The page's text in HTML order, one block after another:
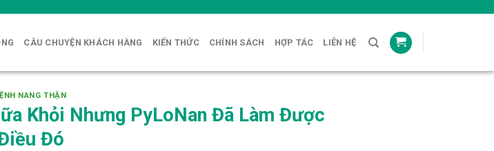
CÂU CHUYỆN KHÁCH HÀNG KIẾN THỨC CHÍNH SÁCH HỢP TÁC LIÊN HỆ
NANG THẬN
Khỏi Nhưng PyLoNan Đã Làm Được
Đó